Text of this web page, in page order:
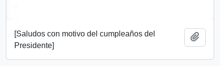
[Saludos con motivo del cumpleaños del
Presidente]